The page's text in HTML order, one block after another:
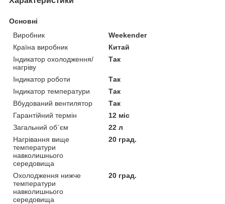
Основні
Виробник
Weekender
Країна виробник
Китай
Індикатор охолодження/
нагріву
Так
Індикатор роботи
Так
Індикатор температури
Так
Вбудований вентилятор
Так
Гарантійний термін
12 міс
Загальний об`єм
22 л
Нагрівання вище
температури
навколишнього
середовища
20 град.
Охолодження нижче
температури
навколишнього
середовища
20 град.